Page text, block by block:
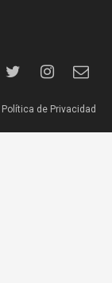
Política de Privacidad